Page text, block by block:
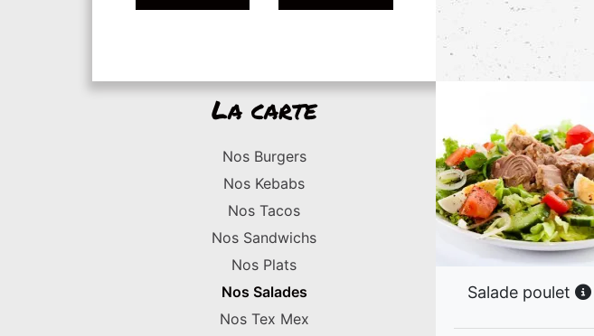
La carte
Nos Burgers
Nos Kebabs
Nos Tacos
Nos Sandwichs
Nos Plats
Nos Salades
Nos Tex Mex
Salade poulet